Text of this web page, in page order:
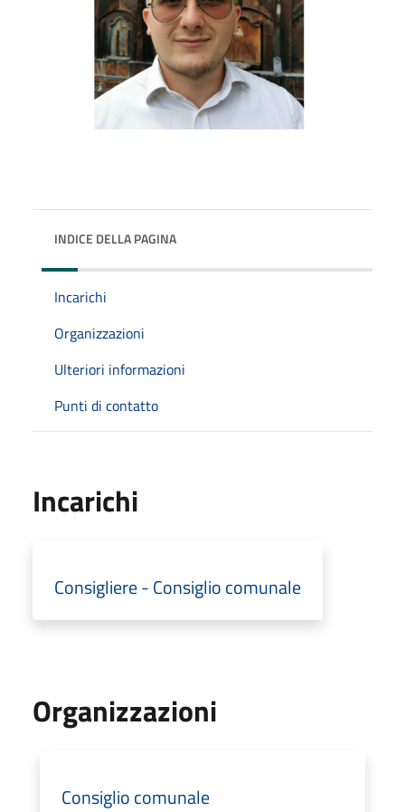
INDICE DELLA PAGINA
Incarichi
Organizzazioni
Ulteriori informazioni
Punti di contatto
Incarichi
Consigliere - Consiglio comunale
Organizzazioni
Consiglio comunale